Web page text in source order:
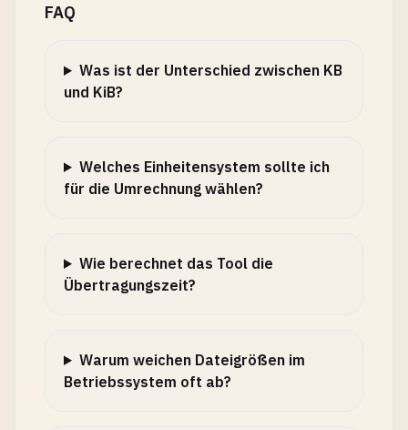
FAQ
Was ist der Unterschied zwischen KB
und KiB?
Welches Einheitensystem sollte ich
für die Umrechnung wählen?
Wie berechnet das Tool die
Übertragungszeit?
Warum weichen Dateigrößen im
Betriebssystem oft ab?